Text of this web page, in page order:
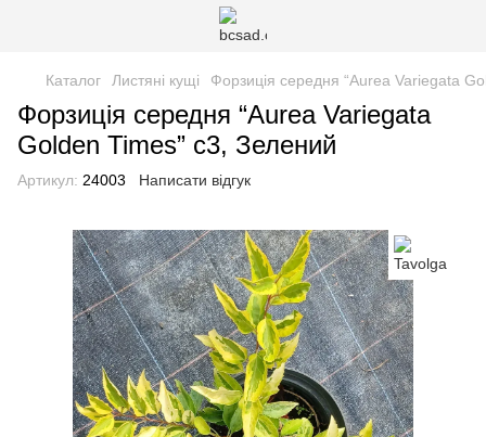
Каталог Листяні кущі Форзиція середня “Aurea Variegata
Форзиція середня “Aurea Variegata
Golden Times” с3, Зелений
Артикул: 24003 Написати відгук